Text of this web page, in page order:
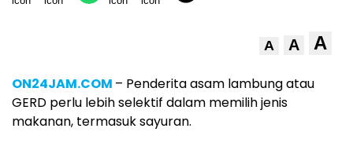
A A A
ON24JAM.COM – Penderita asam lambung atau
GERD perlu lebih selektif dalam memilih jenis
makanan, termasuk sayuran.